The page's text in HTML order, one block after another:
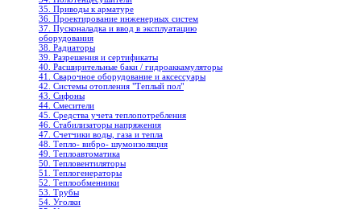
35. Приводы к арматуре
36. Проектирование инженерных систем
37. Пусконаладка и ввод в эксплуатацию
оборудования
38. Радиаторы
39. Разрешения и сертификаты
40. Расширительные баки / гидроаккамуляторы
41. Сварочное оборудование и аксессуары
42. Системы отопления "Теплый пол"
43. Сифоны
44. Смесители
45. Средства учета теплопотребления
46. Стабилизаторы напряжения
47. Счетчики воды, газа и тепла
48. Тепло- вибро- шумоизоляция
49. Теплоавтоматика
50. Тепловентиляторы
51. Теплогенераторы
52. Теплообменники
53. Трубы
54. Уголки